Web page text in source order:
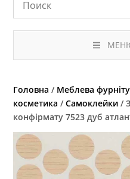
Головна / Меблева
косметика /Самоклейки /
конфірмату 7523 дуб